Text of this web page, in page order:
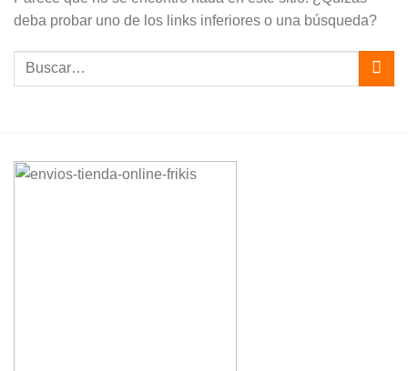
deba probar uno de los links inferiores o una búsqueda?